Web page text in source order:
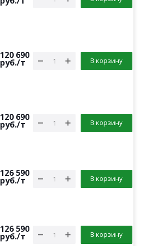
120 690
руб./т В корзину
120 690
руб./т В корзину
126 590
руб./т В корзину
126 590
руб./т В корзину